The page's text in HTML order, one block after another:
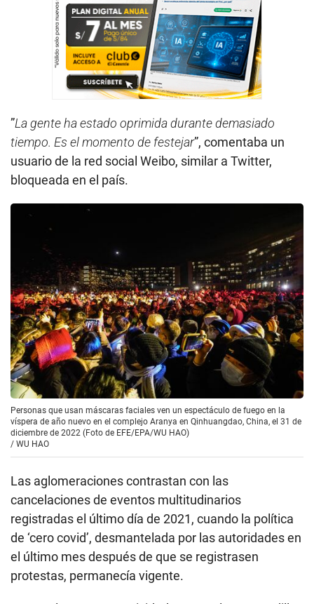
”La gente ha estado oprimida durante demasiado
tiempo. Es el momento de festejar”, comentaba un
usuario de la red social Weibo, similar a Twitter,
bloqueada en el país.
Personas que usan máscaras faciales ven un espectáculo de fuego en la
víspera de año nuevo en el complejo Aranya en Qinhuangdao, China, el 31 de
diciembre de 2022 (Foto de EFE/EPA/WU HAO)
/ WU HAO
Las aglomeraciones contrastan con las
cancelaciones de eventos multitudinarios
registradas el último día de 2021, cuando la política
de ‘cero covid’, desmantelada por las autoridades en
el último mes después de que se registrasen
protestas, permanecía vigente.